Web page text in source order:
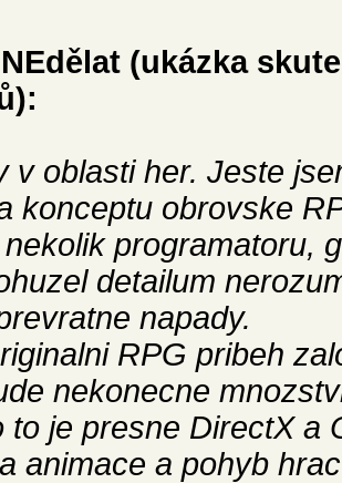
(ukázka
v oblasti her. Jeste
konceptu obrovske
programatoru,
detailum
napady.
RPG pribeh
nekonecne
to je presne DirectX a
animace a pohyb